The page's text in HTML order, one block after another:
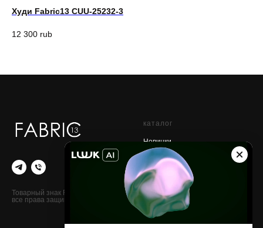
Худи Fabric13 CUU-25232-3
12 300 rub
Товарный знак FABRIC13
все права защищены
каталог
Новинки
Sale
Летняя коллекция
Футболки, майки
Худи, лонгсливы, свитшоты
Брюки, джоггеры, шорты